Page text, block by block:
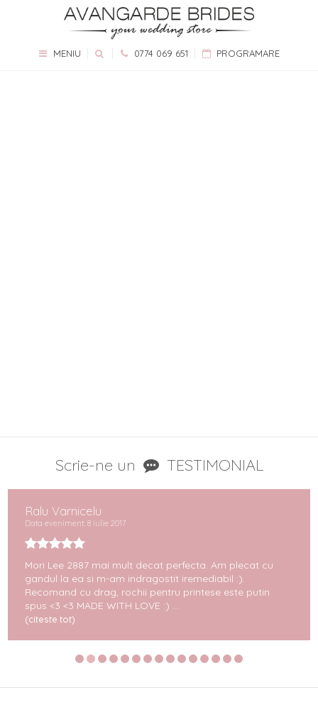
MENIU 0774 069 651 PROGRAMARE
Scrie-ne un TESTIMONIAL
Ralu Varnicelu
Data eveniment: 8 iulie 2017
Mori Lee 2887 mai mult decat perfecta. Am plecat cu
gandul la ea si m-am indragostit iremediabil :).
Recomand cu drag, rochii pentru printese este putin
spus <3 <3 MADE WITH LOVE :) ...
(citeste tot)